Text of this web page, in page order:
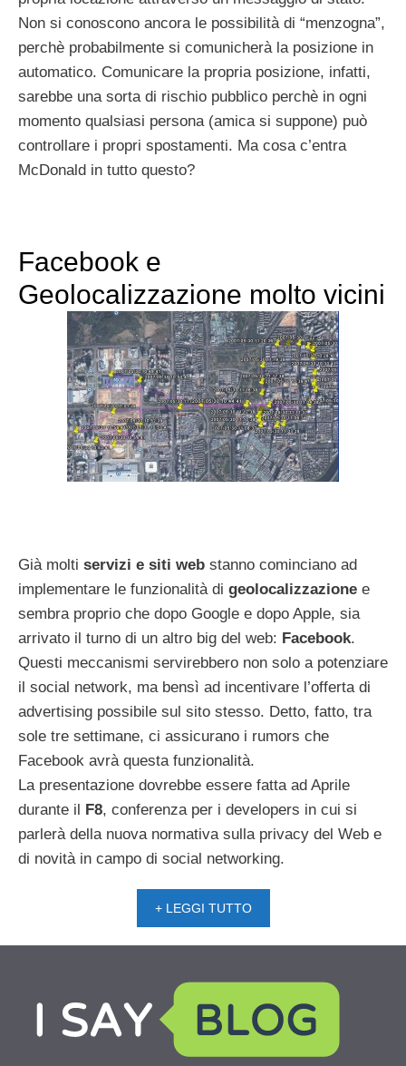
Non si conoscono ancora le possibilità di “menzogna”,
perchè probabilmente si comunicherà la posizione in
automatico. Comunicare la propria posizione, infatti,
sarebbe una sorta di rischio pubblico perchè in ogni
momento qualsiasi persona (amica si suppone) può
controllare i propri spostamenti. Ma cosa c’entra
McDonald in tutto questo?
Facebook e
Geolocalizzazione molto vicini
Già molti servizi e siti web stanno cominciano ad
implementare le funzionalità di geolocalizzazione e
sembra proprio che dopo Google e dopo Apple, sia
arrivato il turno di un altro big del web: Facebook.
Questi meccanismi servirebbero non solo a potenziare
il social network, ma bensì ad incentivare l’offerta di
advertising possibile sul sito stesso. Detto, fatto, tra
sole tre settimane, ci assicurano i rumors che
Facebook avrà questa funzionalità.
La presentazione dovrebbe essere fatta ad Aprile
durante il
F8, conferenza per i developers in cui si
parlerà della nuova normativa sulla privacy del Web e
di novità in campo di social networking.
+ LEGGI TUTTO